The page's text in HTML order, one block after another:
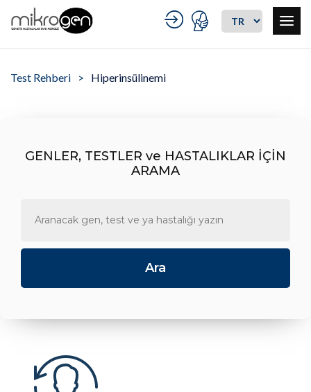
Test Rehberi Hiperinsülinemi
GENLER, TESTLER ve HASTALIKLAR İÇİN
ARAMA